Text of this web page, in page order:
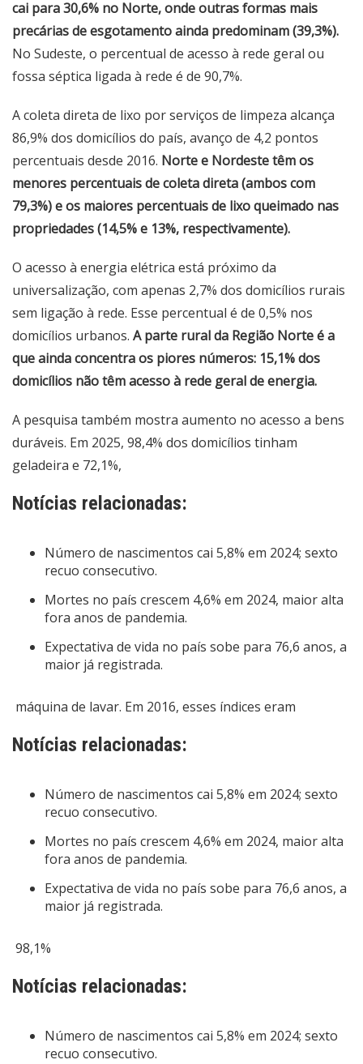
cai para 30,6% no Norte, onde outras formas mais
precárias de esgotamento ainda predominam (39,3%).
No Sudeste, o percentual de acesso à rede geral ou
fossa séptica ligada à rede é de 90,7%.
A coleta direta de lixo por serviços de limpeza alcança
86,9% dos domicílios do país, avanço de 4,2 pontos
percentuais desde 2016. Norte e Nordeste têm os
menores percentuais de coleta direta (ambos com
79,3%) e os maiores percentuais de lixo queimado nas
propriedades (14,5% e 13%, respectivamente).
O acesso à energia elétrica está próximo da
universalização, com apenas 2,7% dos domicílios rurais
sem ligação à rede. Esse percentual é de 0,5% nos
domicílios urbanos. A parte rural da Região Norte é a
que ainda concentra os piores números: 15,1% dos
domicílios não têm acesso à rede geral de energia.
A pesquisa também mostra aumento no acesso a bens
duráveis. Em 2025, 98,4% dos domicílios tinham
geladeira e 72,1%,
Notícias relacionadas:
Número de nascimentos cai 5,8% em 2024; sexto
recuo consecutivo.
Mortes no país crescem 4,6% em 2024, maior alta
fora anos de pandemia.
Expectativa de vida no país sobe para 76,6 anos, a
maior já registrada.
máquina de lavar. Em 2016, esses índices eram
Notícias relacionadas:
Número de nascimentos cai 5,8% em 2024; sexto
recuo consecutivo.
Mortes no país crescem 4,6% em 2024, maior alta
fora anos de pandemia.
Expectativa de vida no país sobe para 76,6 anos, a
maior já registrada.
98,1%
Notícias relacionadas:
Número de nascimentos cai 5,8% em 2024; sexto
recuo consecutivo.